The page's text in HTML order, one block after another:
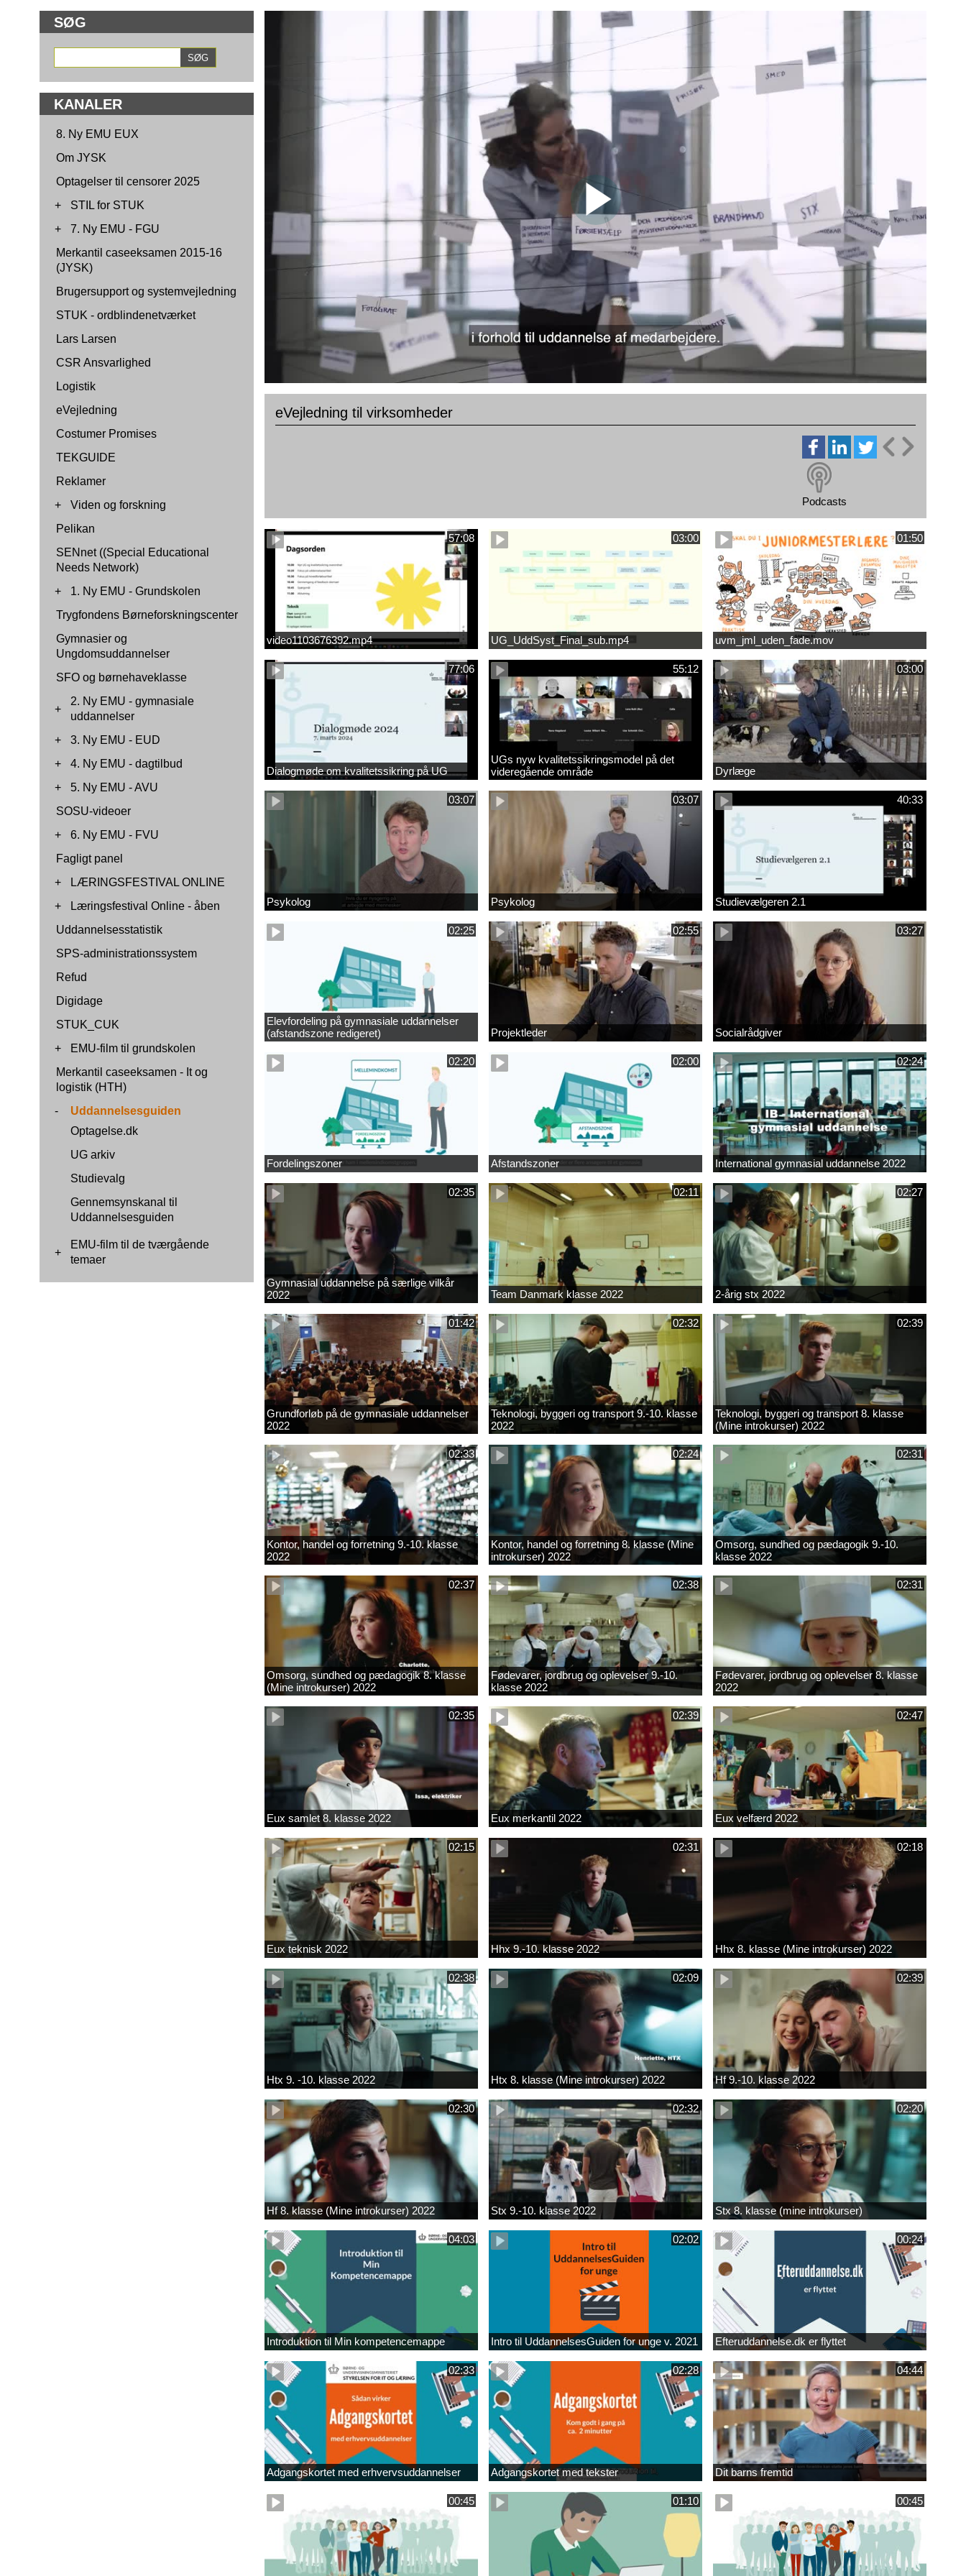
SØG
KANALER
8. Ny EMU EUX
Om JYSK
Optagelser til censorer 2025
+
STIL for STUK
+
7. Ny EMU - FGU
Merkantil caseeksamen 2015-16
(JYSK)
Brugersupport og systemvejledning
STUK - ordblindenetværket
Lars Larsen
CSR Ansvarlighed
Logistik
eVejledning
Costumer Promises
TEKGUIDE
Reklamer
+
Viden og forskning
Pelikan
SENnet ((Special Educational
Needs Network)
+
1. Ny EMU - Grundskolen
Trygfondens Børneforskningscenter
Gymnasier og
Ungdomsuddannelser
SFO og børnehaveklasse
+
2. Ny EMU - gymnasiale
uddannelser
+
3. Ny EMU - EUD
+
4. Ny EMU - dagtilbud
+
5. Ny EMU - AVU
SOSU-videoer
+
6. Ny EMU - FVU
Fagligt panel
+
LÆRINGSFESTIVAL ONLINE
+
Læringsfestival Online - åben
Uddannelsesstatistik
SPS-administrationssystem
Refud
Digidage
STUK_CUK
+
EMU-film til grundskolen
Merkantil caseeksamen - It og
logistik (HTH)
-
Uddannelsesguiden
Optagelse.dk
UG arkiv
Studievalg
Gennemsynskanal til
Uddannelsesguiden
+
EMU-film til de tværgående
temaer
eVejledning til virksomheder
Podcasts
57:08
video1103676392.mp4
03:00
UG_UddSyst_Final_sub.mp4
01:50
uvm_jml_uden_fade.mov
77:06
Dialogmøde om kvalitetssikring på UG
55:12
UGs nyw kvalitetssikringsmodel på det
videregående område
03:00
Dyrlæge
03:07
Psykolog
03:07
Psykolog
40:33
Studievælgeren 2.1
02:25
Elevfordeling på gymnasiale uddannelser
(afstandszone redigeret)
02:55
Projektleder
03:27
Socialrådgiver
02:20
Fordelingszoner
02:00
Afstandszoner
02:24
International gymnasial uddannelse 2022
02:35
Gymnasial uddannelse på særlige vilkår
2022
02:11
Team Danmark klasse 2022
02:27
2-årig stx 2022
01:42
Grundforløb på de gymnasiale uddannelser
2022
02:32
Teknologi, byggeri og transport 9.-10. klasse
2022
02:39
Teknologi, byggeri og transport 8. klasse
(Mine introkurser) 2022
02:33
Kontor, handel og forretning 9.-10. klasse
2022
02:24
Kontor, handel og forretning 8. klasse (Mine
introkurser) 2022
02:31
Omsorg, sundhed og pædagogik 9.-10.
klasse 2022
02:37
Omsorg, sundhed og pædagogik 8. klasse
(Mine introkurser) 2022
02:38
Fødevarer, jordbrug og oplevelser 9.-10.
klasse 2022
02:31
Fødevarer, jordbrug og oplevelser 8. klasse
2022
02:35
Eux samlet 8. klasse 2022
02:39
Eux merkantil 2022
02:47
Eux velfærd 2022
02:15
Eux teknisk 2022
02:31
Hhx 9.-10. klasse 2022
02:18
Hhx 8. klasse (Mine introkurser) 2022
02:38
Htx 9. -10. klasse 2022
02:09
Htx 8. klasse (Mine introkurser) 2022
02:39
Hf 9.-10. klasse 2022
02:30
Hf 8. klasse (Mine introkurser) 2022
02:32
Stx 9.-10. klasse 2022
02:20
Stx 8. klasse (mine introkurser)
04:03
Introduktion til Min kompetencemappe
02:02
Intro til UddannelsesGuiden for unge v. 2021
00:24
Efteruddannelse.dk er flyttet
02:33
Adgangskortet med erhvervsuddannelser
02:28
Adgangskortet med tekster
04:44
Dit barns fremtid
00:45 01:10 00:45